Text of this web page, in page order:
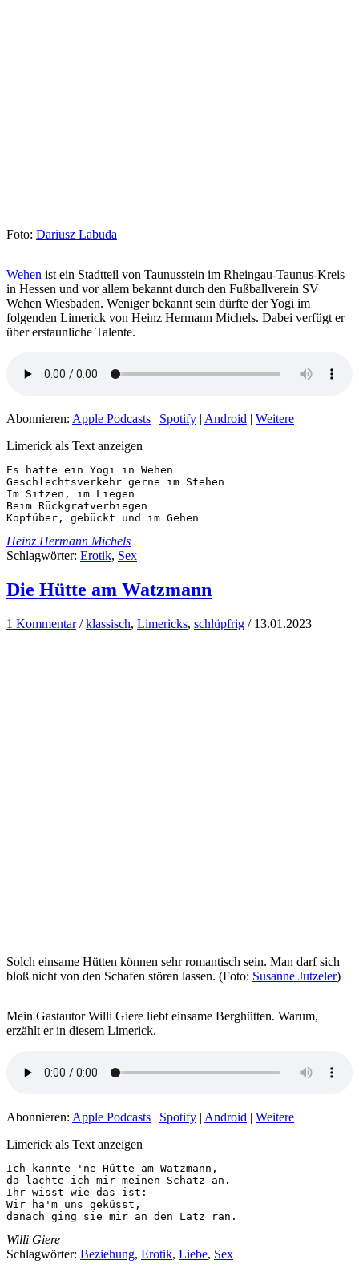
Foto: Dariusz Labuda
Wehen ist ein Stadtteil von Taunusstein im Rheingau-Taunus-Kreis
in Hessen und vor allem bekannt durch den Fußballverein SV
Wehen Wiesbaden. Weniger bekannt sein dürfte der Yogi im
folgenden Limerick von Heinz Hermann Michels. Dabei verfügt er
über erstaunliche Talente.
Abonnieren: Apple Podcasts | Spotify | Android | Weitere
Limerick als Text anzeigen
Es hatte ein Yogi in Wehen
Geschlechtsverkehr gerne im Stehen
Im Sitzen, im Liegen
Beim Rückgratverbiegen
Kopfüber, gebückt und im Gehen
Heinz Hermann Michels
Schlagwörter: Erotik, Sex
Die Hütte am Watzmann
1 Kommentar /klassisch, Limericks, schlüpfrig / 13.01.2023
Solch einsame Hütten können sehr romantisch sein. Man darf sich
bloß nicht von den Schafen stören lassen. (Foto: Susanne Jutzeler)
Mein Gastautor Willi Giere liebt einsame Berghütten. Warum,
erzählt er in diesem Limerick.
Abonnieren: Apple Podcasts | Spotify | Android | Weitere
Limerick als Text anzeigen
Ich kannte 'ne Hütte am Watzmann,
da lachte ich mir meinen Schatz an.
Ihr wisst wie das ist:
Wir ha'm uns geküsst,
danach ging sie mir an den Latz ran.
Willi Giere
Schlagwörter: Beziehung, Erotik, Liebe, Sex